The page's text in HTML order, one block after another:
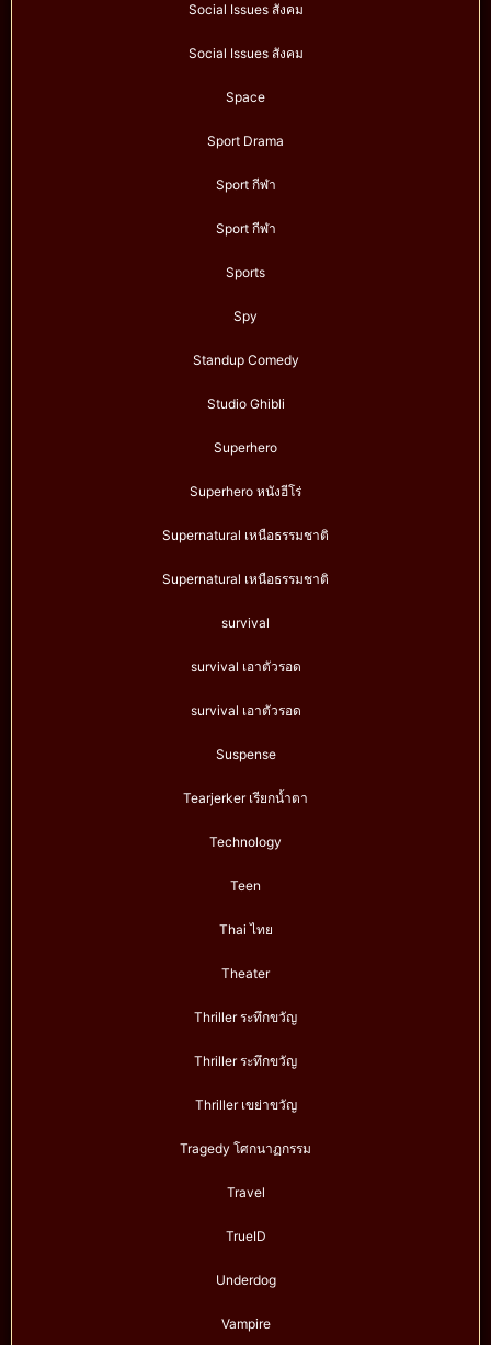
Social Issues สังคม
Social Issues สังคม
Space
Sport Drama
Sport กีฬา
Sport กีฬา
Sports
Spy
Standup Comedy
Studio Ghibli
Superhero
Superhero หนังฮีโร่
Supernatural เหนือธรรมชาติ
Supernatural เหนือธรรมชาติ
survival
survival เอาตัวรอด
survival เอาตัวรอด
Suspense
Tearjerker เรียกน้ำตา
Technology
Teen
Thai ไทย
Theater
Thriller ระทึกขวัญ
Thriller ระทึกขวัญ
Thriller เขย่าขวัญ
Tragedy โศกนาฏกรรม
Travel
TrueID
Underdog
Vampire